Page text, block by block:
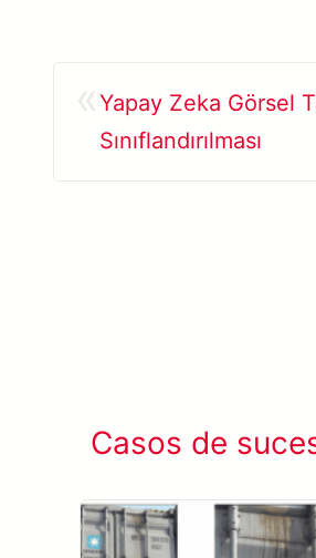
Yapay Zeka Görsel
Sınıflandırılması
Casos de